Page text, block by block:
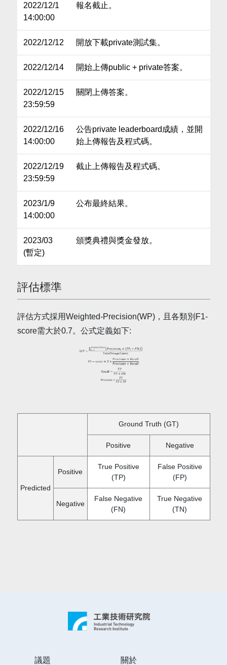
2022/12/1
14:00:00
報名截止。
2022/12/12 開放下載private測試集。
2022/12/14 開始上傳public + private答案。
2022/12/15
23:59:59
關閉上傳答案。
2022/12/16
14:00:00
公告private leaderboard成績，並開
始上傳報告及程式碼。
2022/12/19
23:59:59
截止上傳報告及程式碼。
2023/1/9
14:00:00
公布最終結果。
2023/03
(暫定)
頒獎典禮與獎金發放。
評估標準
評估方式採用Weighted-Precision(WP)，且各類別F1-
score需大於0.7。公式定義如下:
Ground Truth (GT)
Positive Negative
Predicted
Positive
True Positive
(TP)
False Positive
(FP)
Negative
False Negative
(FN)
True Negative
(TN)
議題 關於